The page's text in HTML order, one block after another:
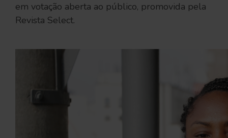
em votação aberta ao público, promovida pela
Revista Select.